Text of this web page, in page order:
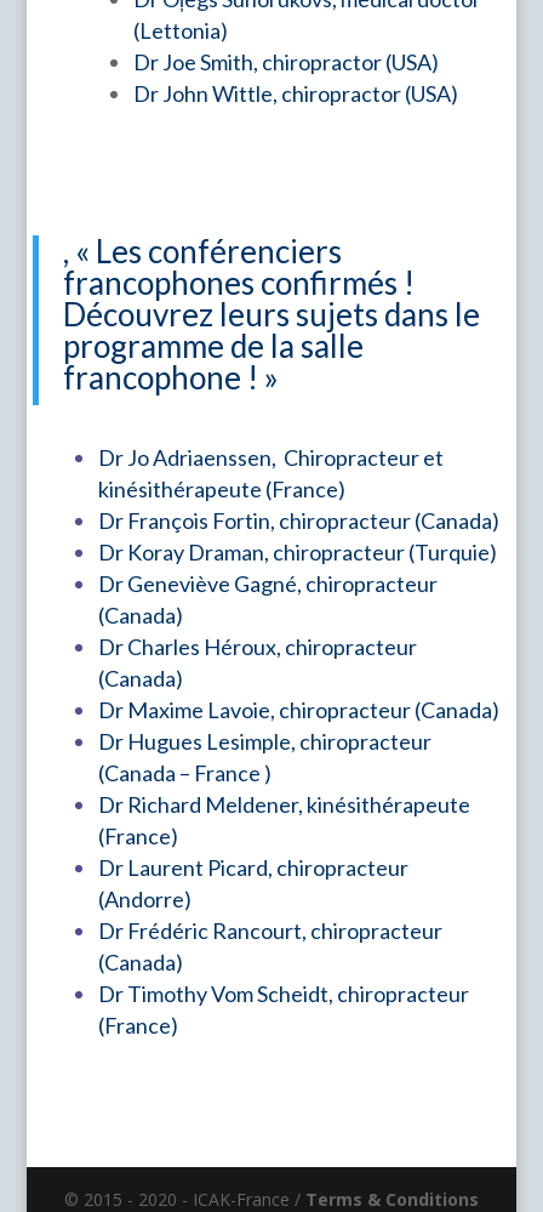
(Lettonia)
Dr Joe Smith, chiropractor (USA)
DrJohn Wittle, chiropractor (USA)
, « Les conférenciers
francophones confirmés !
Découvrez leurs sujets dans le
programme de la salle
francophone ! »
Dr Jo Adriaenssen, Chiropracteur et
kinésithérapeute (France)
Dr François Fortin, chiropracteur (Canada)
Dr Koray Draman, chiropracteur(Turquie)
Dr Geneviève Gagné, chiropracteur
(Canada)
Dr Charles Héroux, chiropracteur
(Canada)
Dr Maxime Lavoie, chiropracteur (Canada)
Dr Hugues Lesimple, chiropracteur
(Canada – France )
Dr Richard Meldener, kinésithérapeute
(France)
Dr Laurent Picard, chiropracteur
(Andorre)
Dr Frédéric Rancourt, chiropracteur
(Canada)
Dr Timothy Vom Scheidt, chiropracteur
(France)
© 2015 - 2020 - ICAK-France / Terms & Conditions